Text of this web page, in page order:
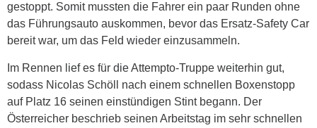
gestoppt. Somit mussten die Fahrer ein paar Runden ohne
das Führungsauto auskommen, bevor das Ersatz-Safety Car
bereit war, um das Feld wieder einzusammeln.
Im Rennen lief es für die Attempto-Truppe weiterhin gut,
sodass Nicolas Schöll nach einem schnellen Boxenstopp
auf Platz 16 seinen einstündigen Stint begann. Der
Österreicher beschrieb seinen Arbeitstag im sehr schnellen